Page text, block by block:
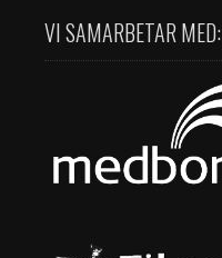
VI SAMARBETAR MED: